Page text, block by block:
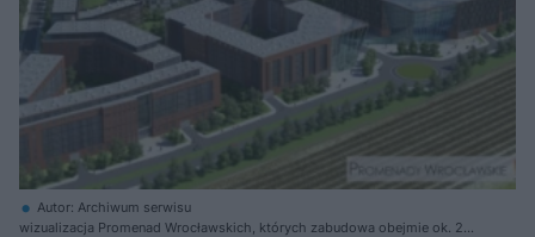
Autor: Archiwum serwisu
wizualizacja Promenad Wrocławskich, których zabudowa obejmie ok. 20